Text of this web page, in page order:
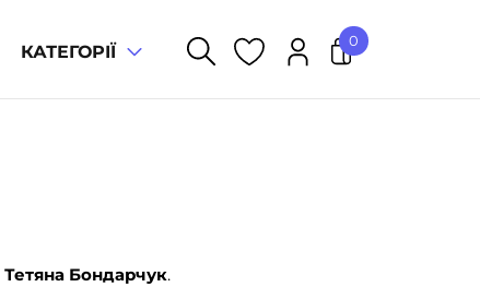
КАТЕГОРІЇ
0
У кошику немає товарів.
Тетяна Бондарчук.